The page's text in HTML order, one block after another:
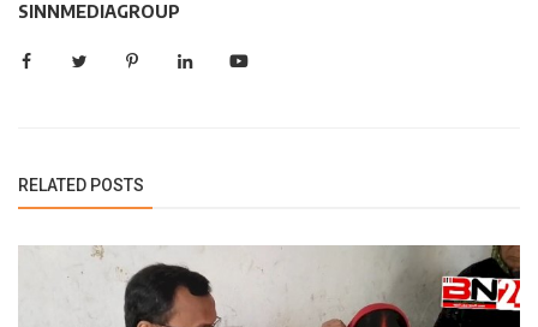
SINNMEDIAGROUP
RELATED POSTS